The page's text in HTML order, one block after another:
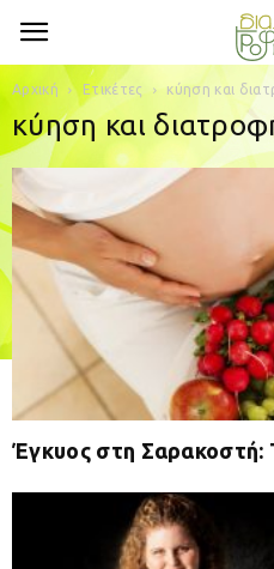
Αρχική Ετικέτες κύηση και
κύηση και
Έγκυος στη Σαρακοστή: